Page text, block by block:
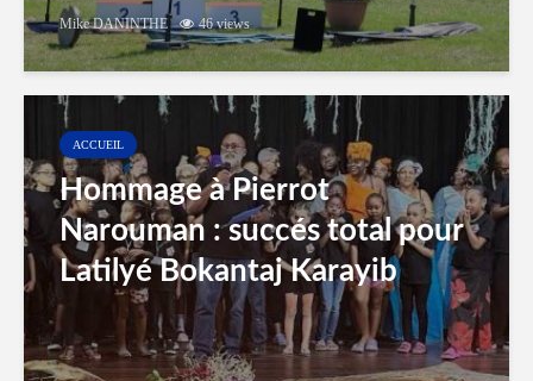
Mike DANINTHE 46 views
ACCUEIL
Hommage à Pierrot
Narouman : succés total pour
Latilyé Bokantaj Karayib